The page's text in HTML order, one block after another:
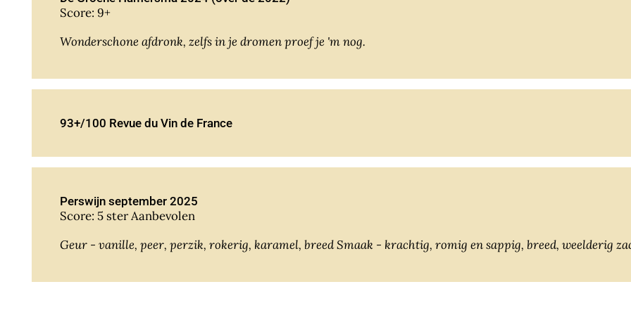
Score: 9+
Wonderschone afdronk, zelfs in je dromen proef je 'm nog.
93+/100 Revue du Vin de France
Perswijn september 2025
Score: 5 ster Aanbevolen
Geur - vanille, peer, perzik, rokerig, karamel, breed Smaak - krachtig, romig en sappig, breed, weelderig